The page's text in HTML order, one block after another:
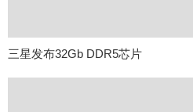
三星发布32Gb DDR5芯片